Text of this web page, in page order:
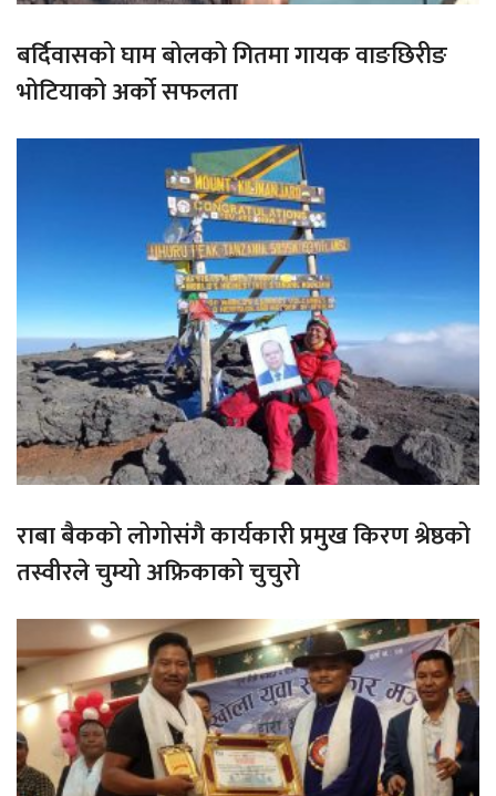
बर्दिवासको घाम बोलको गितमा गायक वाङछिरीङ
भोटियाको अर्को सफलता
राबा बैकको लोगोसंगै कार्यकारी प्रमुख किरण श्रेष्ठको
तस्वीरले चुम्यो अफ्रिकाको चुचुरो